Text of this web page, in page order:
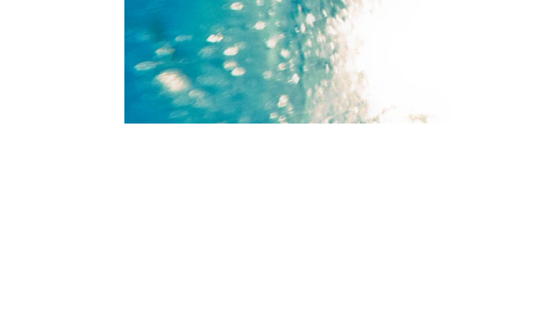
Andalucía, Galicia y Canarias están a la cabeza de
muertes registran por este motivo.
playa imprudencia Bañista